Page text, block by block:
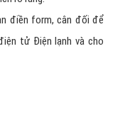
điền form, cân đối để
tử Điện lạnh và cho